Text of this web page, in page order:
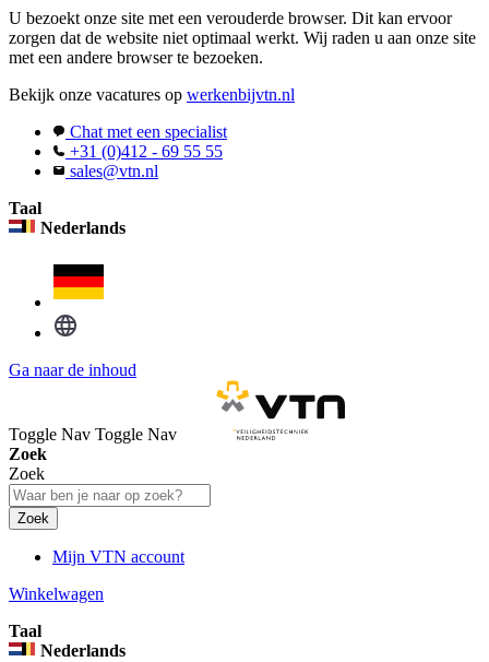
U bezoekt onze site met een verouderde browser. Dit kan ervoor
zorgen dat de website niet optimaal werkt. Wij raden u aan onze site
met een andere browser te bezoeken.
Bekijk onze vacatures op werkenbijvtn.nl
Chat met een specialist
+31 (0)412 - 69 55 55
sales@vtn.nl
Taal
Nederlands
Ga naar de inhoud
Toggle Nav Toggle Nav
Zoek
Zoek
Zoek
Mijn VTN account
Winkelwagen
Taal
Nederlands